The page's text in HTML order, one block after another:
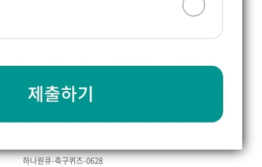
하나원큐-축구퀴즈-0628